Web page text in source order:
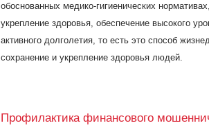
обоснованных медико-гигиенических
укрепление здоровья, обеспечение высокого
активного долголетия, то есть это способ
сохранение и укрепление здоровья людей.
Профилактика финансового